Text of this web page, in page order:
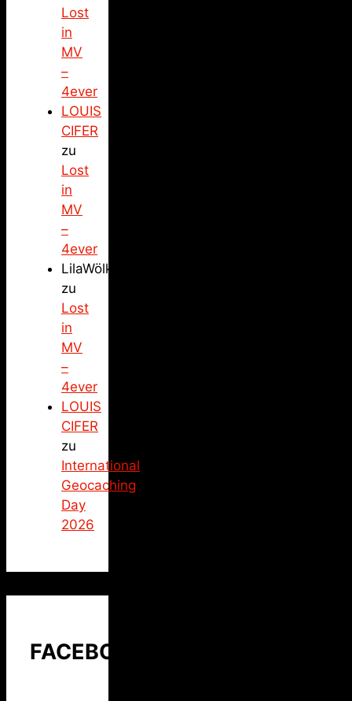
Lost
in
MV
–
4ever
LOUIS
CIFER
zu
Lost
in
MV
–
4ever
LilaWölkchen
zu
Lost
in
MV
–
4ever
LOUIS
CIFER
zu
International
Geocaching
Day
2026
FACEBOOK